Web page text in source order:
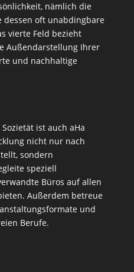
nämlich die
dessen oft unabdingbare
vierte Feld bezieht
Außendarstellung Ihrer
und nachhaltige
ist auch aHa
sondern
speziell
Büros auf allen
Außerdem betreue
und
Berufe.